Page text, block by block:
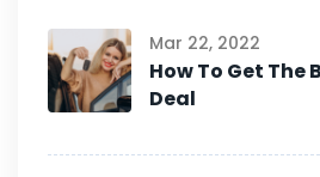
Mar 22, 2022
How To Get The
Deal